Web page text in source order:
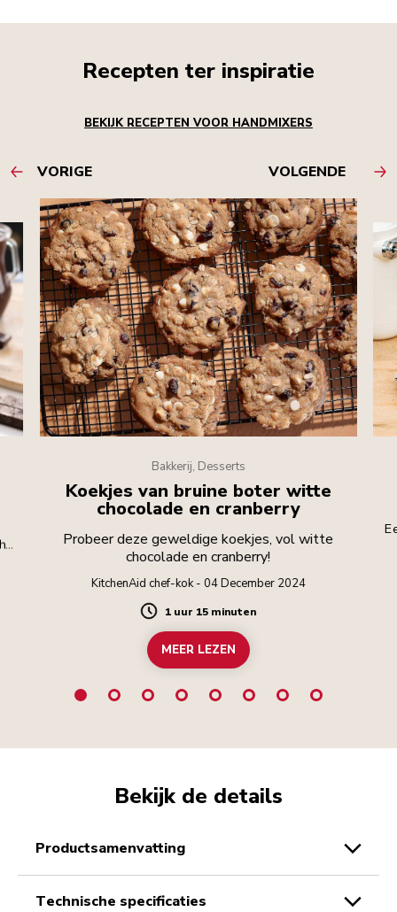
Recepten ter inspiratie
BEKIJK RECEPTEN VOOR HANDMIXERS
VORIGE VOLGENDE
Bakkerij, Desserts
Koekjes van bruine boter witte
chocolade en cranberry
Probeer deze geweldige koekjes, vol witte
chocolade en cranberry!
KitchenAid chef-kok - 04 December 2024
Duration
1 uur 15 minuten
MEER LEZEN
Bekijk de details
productsamenvatting
technische specificaties